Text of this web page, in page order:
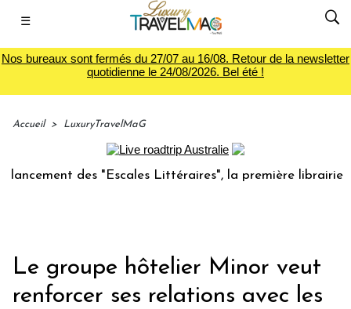
☰
Nos bureaux sont fermés du 27/07 au 16/08. Retour de la newsletter
quotidienne le 24/08/2026. Bel été !
Accueil > LuxuryTravelMaG
des "Escales Littéraires", la première librairie du
Le groupe hôtelier Minor veut
renforcer ses relations avec les